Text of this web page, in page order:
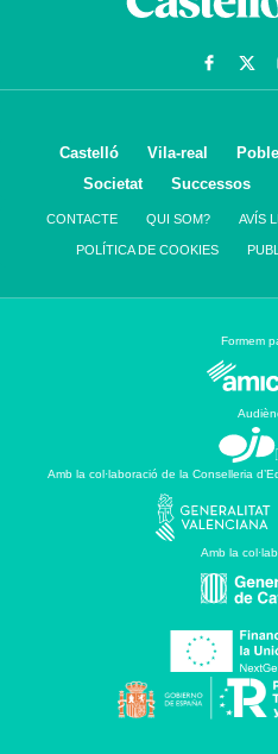
Castelló Vila-real
Societat
Successos
CONTACTE QUI SOM? AVÍS
POLÍTICA DE COOKIES
Formem
Amb la col·laboració de la Conselleria
Amb la